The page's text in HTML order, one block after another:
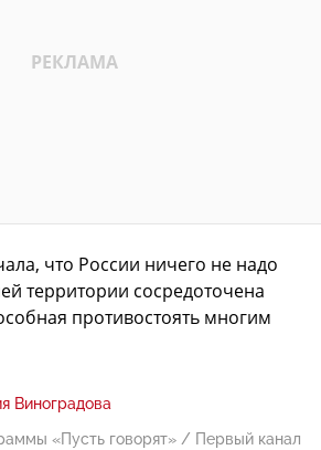
что России ничего не надо
территории сосредоточена
противостоять многим
Виноградова
«Пусть говорят» / Первый канал